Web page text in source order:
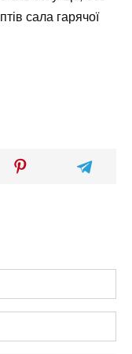
сала гарячої